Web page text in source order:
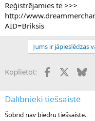
Reģistrējamies te >>>
http://
AID=Briksis
Jums ir jāpieslēdzas
Koplietot: Facebook
X
Dalībnieki tiešsaistē
Šobrīd nav biedru tiešsaistē.